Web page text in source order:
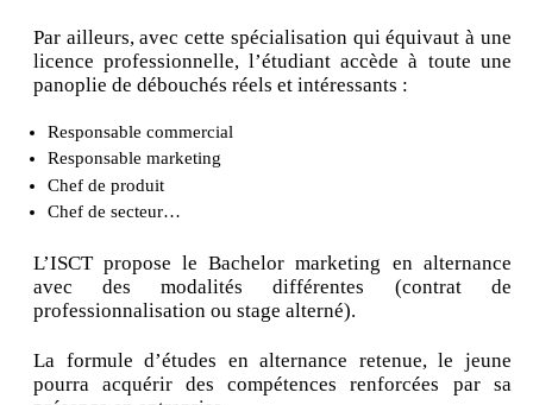
Par ailleurs, avec cette spécialisation qui équivaut à une
licence professionnelle, l’étudiant accède à toute une
panoplie de débouchés réels et intéressants :
Responsable commercial
Responsable marketing
Chef de produit
Chef de secteur…
L’ISCT propose le Bachelor marketing en alternance
avec des modalités différentes (contrat de
professionnalisation ou stage alterné).
La formule d’études en alternance retenue, le jeune
pourra acquérir des compétences renforcées par sa